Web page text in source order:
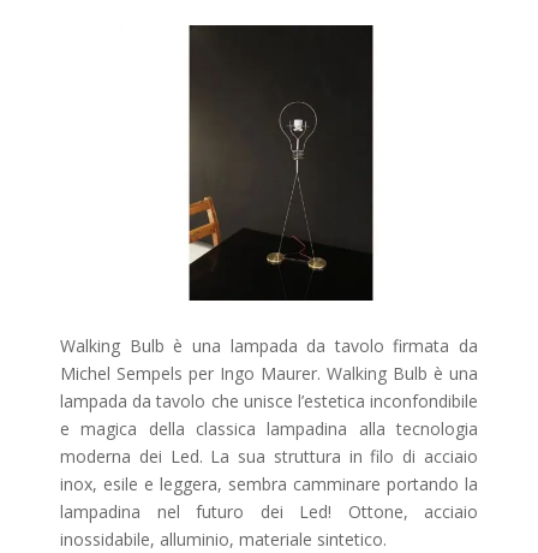
Walking Bulb è una lampada da tavolo firmata da
Michel Sempels per Ingo Maurer. Walking Bulb è una
lampada da tavolo che unisce l’estetica inconfondibile
e magica della classica lampadina alla tecnologia
moderna dei Led. La sua struttura in filo di acciaio
inox, esile e leggera, sembra camminare portando la
lampadina nel futuro dei Led! Ottone, acciaio
inossidabile, alluminio, materiale sintetico.